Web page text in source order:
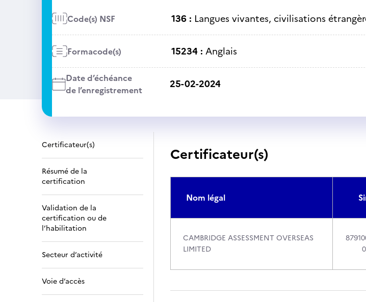
Code(s) NSF 136 : Langues vivantes, civilisations
Formacode(s) 15234 : Anglais
Date d’échéance
de l’enregistrement
25-02-2024
Certificateur(s)
Résumé de la
certification
Validation de la
certification ou de
l’habilitation
Secteur d’activité
Voie d’accès
Certificateur(s)
Nom légal
CAMBRIDGE ASSESSMENT OVERSEAS
LIMITED